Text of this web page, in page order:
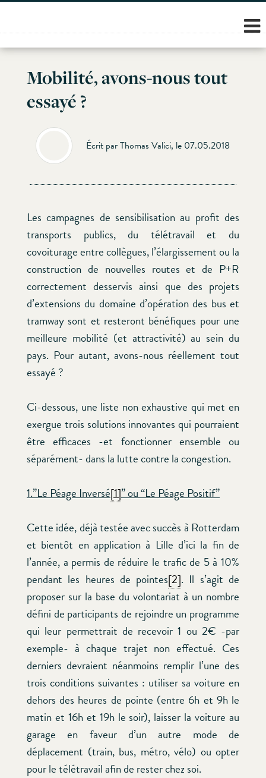
Skip
content
Mobilité, avons-nous tout
essayé ?
Écrit par Thomas Valici, le 07.05.2018
Les campagnes de sensibilisation au profit des
transports publics, du télétravail et du
covoiturage entre collègues, l’élargissement ou la
construction de nouvelles routes et de P+R
correctement desservis ainsi que des projets
d’extensions du domaine d’opération des bus et
tramway sont et resteront bénéfiques pour une
meilleure mobilité (et attractivité) au sein du
pays. Pour autant, avons-nous réellement tout
essayé ?
Ci-dessous, une liste non exhaustive qui met en
exergue trois solutions innovantes qui pourraient
être efficaces -et fonctionner ensemble ou
séparément- dans la lutte contre la congestion.
1.”Le Péage Inversé[1]” ou “Le Péage Positif”
Cette idée, déjà testée avec succès à Rotterdam
et bientôt en application à Lille d’ici la fin de
l’année, a permis de réduire le trafic de 5 à 10%
pendant les heures de pointes[2]. Il s’agit de
proposer sur la base du volontariat à un nombre
défini de participants de rejoindre un programme
qui leur permettrait de recevoir 1 ou 2€ -par
exemple- à chaque trajet non effectué. Ces
derniers devraient néanmoins remplir l’une des
trois conditions suivantes : utiliser sa voiture en
dehors des heures de pointe (entre 6h et 9h le
matin et 16h et 19h le soir), laisser la voiture au
garage en faveur d’un autre mode de
déplacement (train, bus, métro, vélo) ou opter
pour le télétravail afin de rester chez soi.